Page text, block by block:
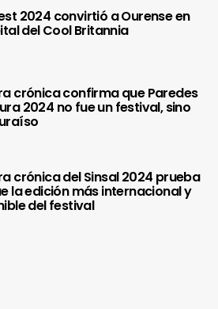
2024 convirtió a Ourense en
del Cool Britannia
crónica confirma que Paredes
2024 no fue un festival, sino
crónica del Sinsal 2024 prueba
la edición más internacional y
del festival